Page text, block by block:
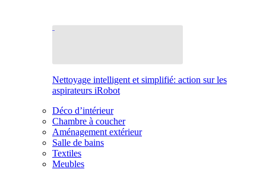
Nettoyage intelligent et simplifié: action sur les
aspirateurs iRobot
Déco d’intérieur
Chambre à coucher
Aménagement extérieur
Salle de bains
Textiles
Meubles